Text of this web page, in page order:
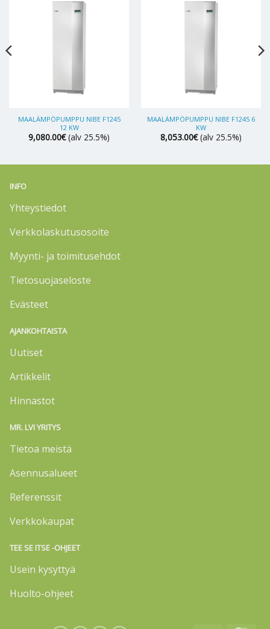
MAALÄMPÖPUMPPU NIBE F1245
12 KW
9,080.00€ (alv 25.5%)
MAALÄMPÖPUMPPU NIBE F1245 6
KW
8,053.00€ (alv 25.5%)
INFO
Yhteystiedot
Verkkolaskutusosoite
Myynti- ja toimitusehdot
Tietosuojaseloste
Evästeet
AJANKOHTAISTA
Uutiset
Artikkelit
Hinnastot
MR. LVI YRITYS
Tietoa meistä
Asennusalueet
Referenssit
Verkkokaupat
TEE SE ITSE -OHJEET
Usein kysyttyä
Huolto-ohjeet